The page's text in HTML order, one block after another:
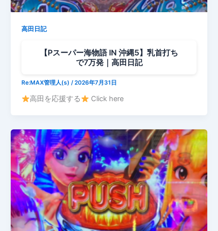
高田日記
【Pスーパー海物語 IN 沖縄5】乳首打ち
で7万発｜高田日記
Re:MAX管理人(s)/2026年7月31日
高田を応援する Click here